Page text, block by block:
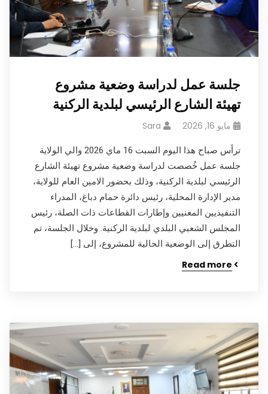
جلسة عمل لدراسة وضعية مشروع
تهيئة الشارع الرئيسي لبلدية الركنية
مايو 16, 2026 Sara
ترأس صباح هذا اليوم السبت 16 ماي 2026 والي الولاية
جلسة عمل خُصصت لدراسة وضعية مشروع تهيئة الشارع
الرئيسي لبلدية الركنية، وذلك بحضور الامين العام للولاية،
مدير الإدارة المحلية، رئيس دائرة حمام دباغ، المدراء
التنفيذيين المعنيين وإطارات القطاعات ذات الصلة، رئيس
المجلس الشعبي البلدي لبلدية الركنية. وخلال الجلسة، تم
التطرق إلى الوضعية الحالية للمشروع، إلى […]
Read more